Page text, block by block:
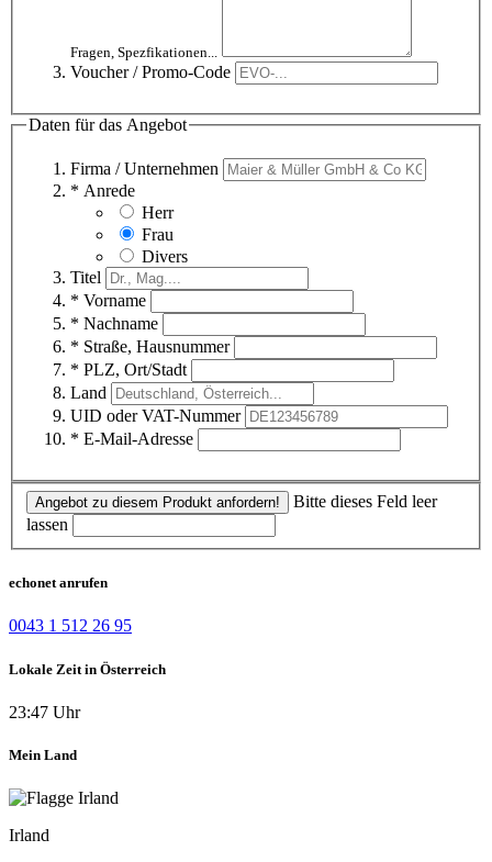
Fragen, Spezfikationen...
Voucher / Promo-Code
Daten für das Angebot
Firma / Unternehmen
* Anrede
Herr
Frau
Divers
Titel
* Vorname
* Nachname
* Straße, Hausnummer
* PLZ, Ort/Stadt
Land
UID oder VAT-Nummer
* E-Mail-Adresse
Angebot zu diesem Produkt anfordern!
Bitte dieses Feld leer
lassen
echonet anrufen
0043 1 512 26 95
Lokale Zeit in Österreich
23:47 Uhr
Mein Land
Irland